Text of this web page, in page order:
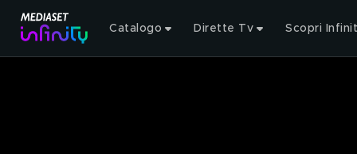
Catalogo Dirette Tv Scopri